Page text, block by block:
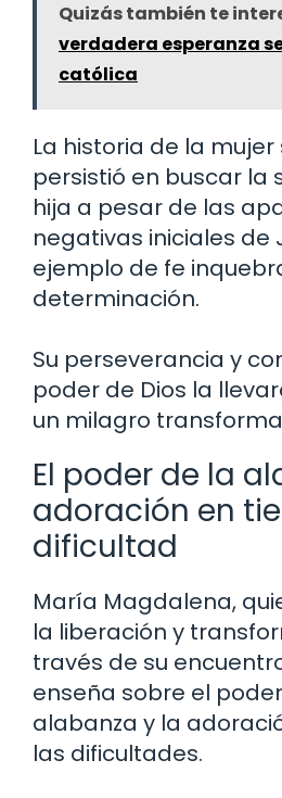
Quizás también te
verdadera esperanza
católica
La historia de la
persistió en buscar la
hija a pesar de las
negativas iniciales de
ejemplo de fe
determinación.
Su perseverancia y
poder de Dios la
un milagro
El poder de la
adoración en
dificultad
María Magdalena,
la liberación y
través de su
enseña sobre el
alabanza y la
las dificultades.